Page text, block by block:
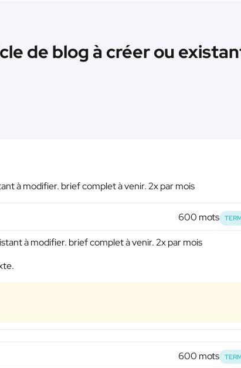
de blog à créer ou
à modifier. brief complet à venir. 2x par mois
600 mots
à modifier. brief complet à venir. 2x par mois
600 mots